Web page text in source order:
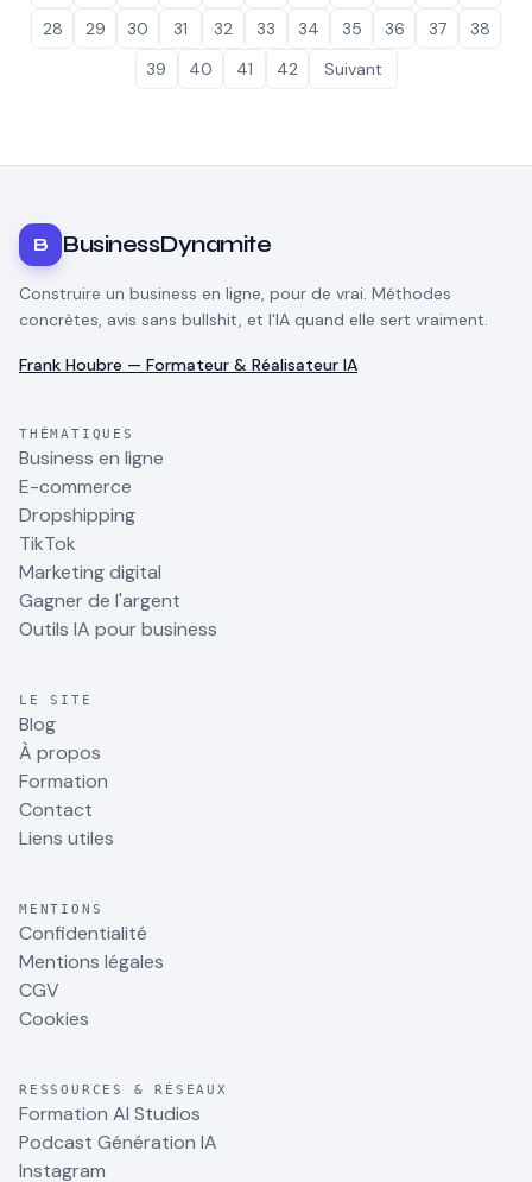
28
29 30 31 32 33 34 35 36 37
38
39
40 41 42 Suivant
B BusinessDynamite
Construire un business en ligne, pour de vrai. Méthodes
concrètes, avis sans bullshit, et l'IA quand elle sert vraiment.
Frank Houbre — Formateur & Réalisateur IA
THÉMATIQUES
Business en ligne
E-commerce
Dropshipping
TikTok
Marketing digital
Gagner de l'argent
Outils IA pour business
LE SITE
Blog
À propos
Formation
Contact
Liens utiles
MENTIONS
Confidentialité
Mentions légales
CGV
Cookies
RESSOURCES & RÉSEAUX
Formation AI Studios
Podcast Génération IA
Instagram